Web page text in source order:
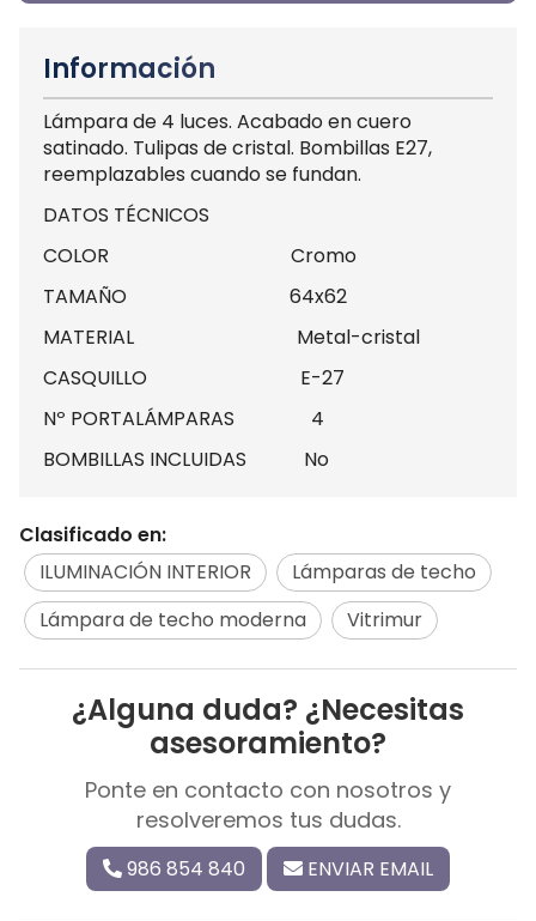
Información
Lámpara de 4 luces. Acabado en cuero
satinado. Tulipas de cristal. Bombillas E27,
reemplazables cuando se fundan.
DATOS TÉCNICOS
COLOR Cromo
TAMAÑO 64x62
MATERIAL Metal-cristal
CASQUILLO E-27
Nº PORTALÁMPARAS 4
BOMBILLAS INCLUIDAS No
Clasificado en:
ILUMINACIÓN INTERIOR
Lámparas de techo
Lámpara de techo moderna
Vitrimur
¿Alguna duda? ¿Necesitas
asesoramiento?
Ponte en contacto con nosotros y
resolveremos tus dudas.
986 854 840 ENVIAR EMAIL